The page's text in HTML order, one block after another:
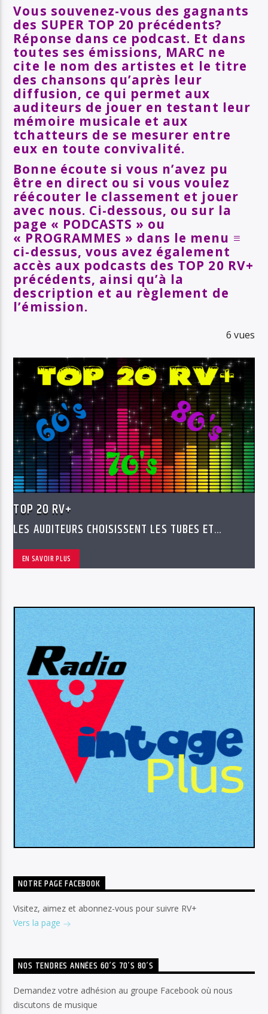
Vous souvenez-vous des gagnants
des SUPER TOP 20 précédents?
Réponse dans ce podcast. Et dans
toutes ses émissions, MARC ne
cite le nom des artistes et le titre
des chansons qu’après leur
diffusion, ce qui permet aux
auditeurs de jouer en testant leur
mémoire musicale et aux
tchatteurs de se mesurer entre
eux en toute convivalité.
Bonne écoute si vous n’avez pu
être en direct ou si vous voulez
réécouter le classement et jouer
avec nous. Ci-dessous, ou sur la
page « PODCASTS » ou
« PROGRAMMES » dans le menu ≡
ci-dessus, vous avez également
accès aux podcasts des TOP 20 RV+
précédents, ainsi qu’à la
description et au règlement de
l’émission.
6 vues
TOP 20 RV+
LES AUDITEURS CHOISISSENT LES TUBES ET
EN SAVOIR PLUS
NOTRE PAGE FACEBOOK
Visitez, aimez et abonnez-vous pour suivre RV+
Vers la page
NOS TENDRES ANNÉES 60’S 70’S 80’S
Demandez votre adhésion au groupe Facebook où nous
discutons de musique